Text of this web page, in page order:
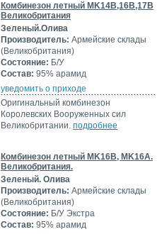
Комбинезон летный MK14B,16B,17B
Великобритания
Зеленый.Олива
Производитель: Армейские склады
(Великобритания)
Состояние: Б/У
Состав: 95% арамид
уведомить о приходе
Оригинальный комбинезон
Королевских Вооруженных сил
Великобритании. подробнее
Комбинезон летный MK16B, MK16A.
Великобритания.
Зеленый. Олива
Производитель: Армейские склады
(Великобритания)
Состояние: Б/У Экстра
Состав: 95% арамид